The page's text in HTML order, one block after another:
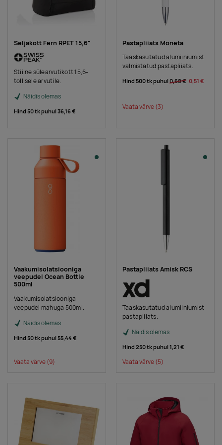
Seljakott Fern RPET 15,6"
Stiilne sülearvutikott 15,6-
tollisele arvutile.
Näidis olemas
Hind 50 tk puhul36,16 €
Pastapliiats Moneta
Taaskasutatud alumiiniumist
valmistatud pastapliiats.
Hind 500 tk puhul0,68 € 0,51 €
Vaata värve(3)
Vaakumisolatsiooniga
veepudel Ocean Bottle
500ml
Vaakumisolatsiooniga
veepudel mahuga 500ml.
Näidis olemas
Hind 50 tk puhul55,44 €
Vaata värve(9)
Pastapliiats Amisk RCS
Taaskasutatud alumiiniumist
pastapliiats.
Näidis olemas
Hind 250 tk puhul1,21 €
Vaata värve(5)